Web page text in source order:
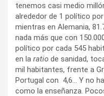
tenemos casi medio
alrededor de 1 político
mientras en Alemania,
nada más que con
político por cada 545
en la ratio de sanidad,
mil habitantes, frente a
Portugal con 4,6… Y no
como la enseñanza.